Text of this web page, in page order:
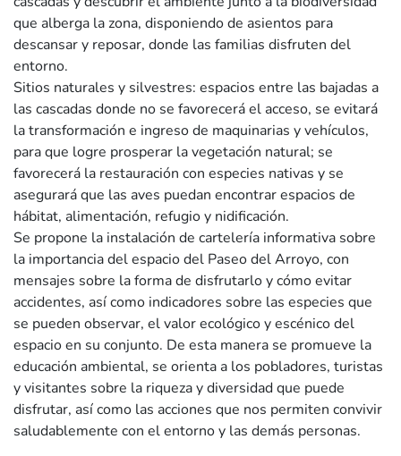
que alberga la zona, disponiendo de asientos para
descansar y reposar, donde las familias disfruten del
entorno.
Sitios naturales y silvestres: espacios entre las bajadas a
las cascadas donde no se favorecerá el acceso, se evitará
la transformación e ingreso de maquinarias y vehículos,
para que logre prosperar la vegetación natural; se
favorecerá la restauración con especies nativas y se
asegurará que las aves puedan encontrar espacios de
hábitat, alimentación, refugio y nidificación.
Se propone la instalación de cartelería informativa sobre
la importancia del espacio del Paseo del Arroyo, con
mensajes sobre la forma de disfrutarlo y cómo evitar
accidentes, así como indicadores sobre las especies que
se pueden observar, el valor ecológico y escénico del
espacio en su conjunto. De esta manera se promueve la
educación ambiental, se orienta a los pobladores, turistas
y visitantes sobre la riqueza y diversidad que puede
disfrutar, así como las acciones que nos permiten convivir
saludablemente con el entorno y las demás personas.